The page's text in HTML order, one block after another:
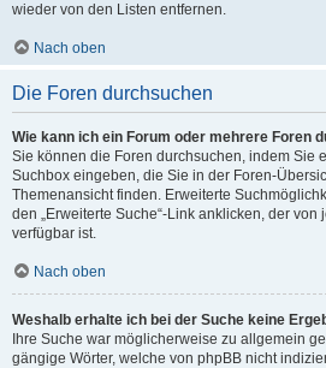
wieder von den Listen entfernen.
Nach oben
Die Foren durchsuchen
Wie kann ich ein Forum oder mehrere Foren
Sie können die Foren durchsuchen, indem Sie
Suchbox eingeben, die Sie in der Foren-
Themenansicht finden. Erweiterte
den „Erweiterte Suche“-Link anklicken, der von
verfügbar ist.
Nach oben
Weshalb erhalte ich bei der Suche keine
Ihre Suche war möglicherweise zu allgemein
gängige Wörter, welche von phpBB nicht